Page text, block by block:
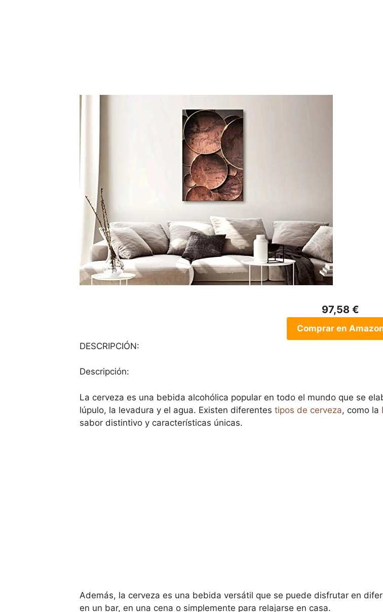
97,58 €
Comprar en
DESCRIPCIÓN:
Descripción:
La cerveza es una bebida alcohólica popular en todo el mundo que se
lúpulo, la levadura y el agua. Existen diferentes tipos de cerveza, como la
sabor distintivo y características únicas.
Además, la cerveza es una bebida versátil que se puede disfrutar en
en un bar, en una cena o simplemente para relajarse en casa.